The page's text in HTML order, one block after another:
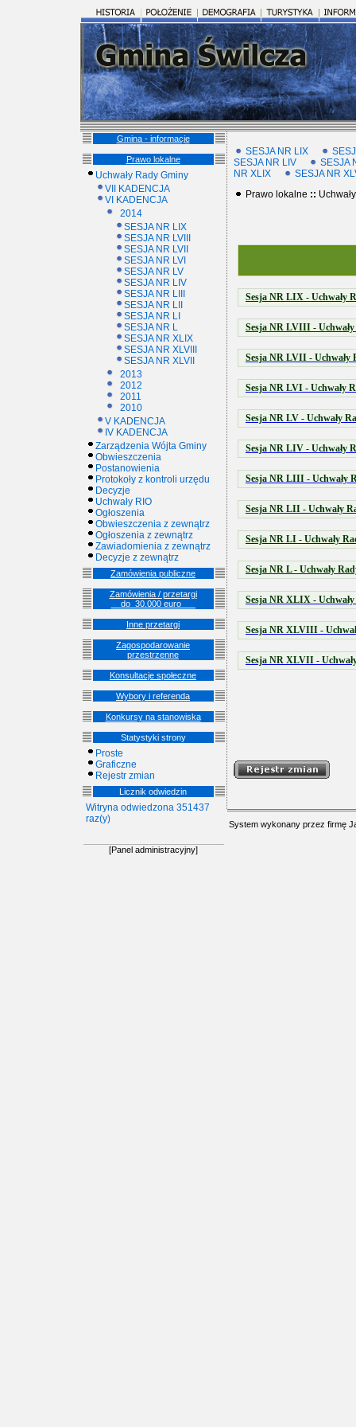
Gmina - informacje
Prawo lokalne
Uchwały Rady Gminy
VII KADENCJA
VI KADENCJA
2014
SESJA NR LIX
SESJA NR LVIII
SESJA NR LVII
SESJA NR LVI
SESJA NR LV
SESJA NR LIV
SESJA NR LIII
SESJA NR LII
SESJA NR LI
SESJA NR L
SESJA NR XLIX
SESJA NR XLVIII
SESJA NR XLVII
2013
2012
2011
2010
V KADENCJA
IV KADENCJA
Zarządzenia Wójta Gminy
Obwieszczenia
Postanowienia
Protokoły z kontroli urzędu
Decyzje
Uchwały RIO
Ogłoszenia
Obwieszczenia z zewnątrz
Ogłoszenia z zewnątrz
Zawiadomienia z zewnątrz
Decyzje z zewnątrz
Zamówienia publiczne
Zamówienia / przetargi
__do_30.000 euro___
Inne przetargi
Zagospodarowanie
przestrzenne
Konsultacje społeczne
Wybory i referenda
Konkursy na stanowiska
Statystyki strony
Proste
Graficzne
Rejestr zmian
Licznik odwiedzin
Witryna odwiedzona 351437
raz(y)
[Panel administracyjny]
SESJA NR LIX
SESJA NR LIV
SESJA
NR XLIX
SESJA NR
Prawo lokalne ::
Sesja NR LIX - Uchwały
Sesja NR LVIII -
Sesja NR LVII - Uchwały
Sesja NR LVI - Uchwały
Sesja NR LV - Uchwały
Sesja NR LIV - Uchwały
Sesja NR LIII - Uchwały
Sesja NR LII - Uchwały
Sesja NR LI - Uchwały
Sesja NR L - Uchwały
Sesja NR XLIX -
Sesja NR XLVIII -
Sesja NR XLVII -
System wykonany przez firmę